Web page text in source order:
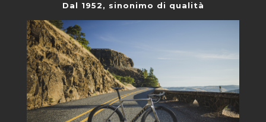
Dal 1952, sinonimo di qualità